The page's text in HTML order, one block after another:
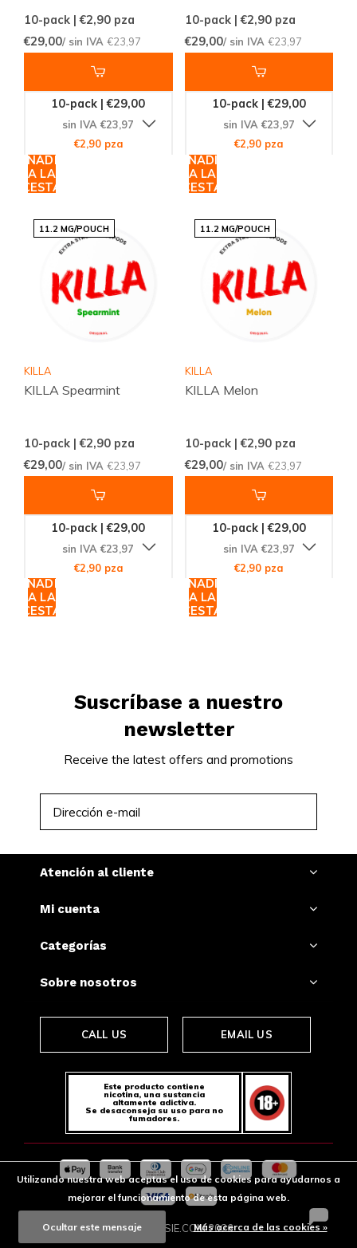
10-pack | €2,90 pza
€29,00/ sin IVA €23,97
10-pack | €29,00
sin IVA €23,97
€2,90 pza
AÑADIR
A LA
CESTA
10-pack | €2,90pza
€29,00/ sin IVA €23,97
10-pack | €29,00
sin IVA €23,97
€2,90 pza
AÑADIR
A LA
CESTA
11.2 MG/POUCH
KILLA
KILLA Spearmint
10-pack | €2,90 pza
€29,00/ sin IVA €23,97
10-pack | €29,00
sin IVA €23,97
€2,90 pza
AÑADIR
A LA
CESTA
11.2 MG/POUCH
KILLA
KILLA Melon
10-pack | €2,90pza
€29,00/ sin IVA €23,97
10-pack | €29,00
sin IVA €23,97
€2,90 pza
AÑADIR
A LA
CESTA
Suscríbase a nuestro
newsletter
Receive the latest offers and promotions
Atención al cliente
Mi cuenta
Categorías
Sobre nosotros
CALL US EMAIL US
Este producto contiene
nicotina, una sustancia
altamente adictiva.
Se desaconseja su uso para no
fumadores.
© SNUSSIE.COM2026
Utilizando nuestra web aceptas el uso de cookies para ayudarnos a
mejorar el funcionamiento de esta página web.
Ocultar este mensaje Más acerca de las cookies »